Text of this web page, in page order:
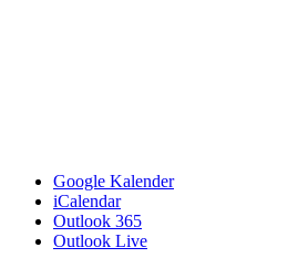
Google Kalender
iCalendar
Outlook 365
Outlook Live